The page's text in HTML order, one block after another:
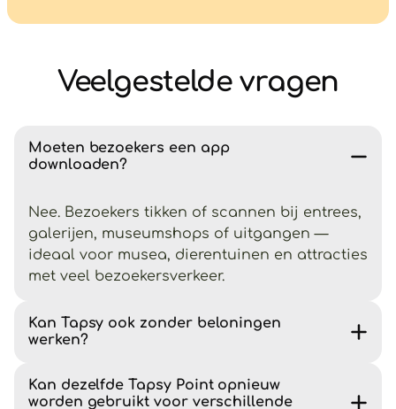
Veelgestelde vragen
Moeten bezoekers een app
downloaden?
Nee. Bezoekers tikken of scannen bij entrees,
galerijen, museumshops of uitgangen —
ideaal voor musea, dierentuinen en attracties
met veel bezoekersverkeer.
Kan Tapsy ook zonder beloningen
werken?
Kan dezelfde Tapsy Point opnieuw
worden gebruikt voor verschillende